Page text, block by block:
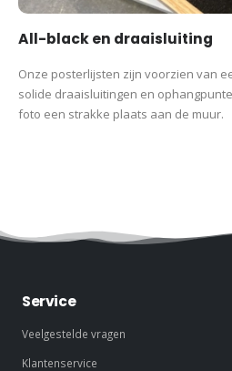
All-black en draaisluiting
Onze posterlijsten zijn voorzien van
solide draaisluitingen en
foto een strakke plaats aan de muur.
Service
Veelgestelde vragen
Klantenservice